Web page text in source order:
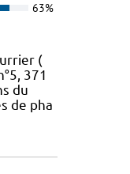
63%
(
371
du
de pha